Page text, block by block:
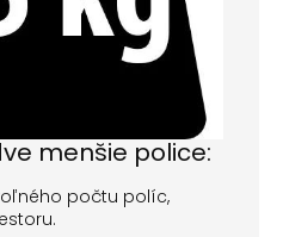
menšie police:
počtu políc,